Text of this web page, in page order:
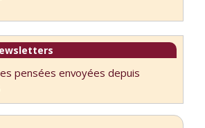
pensées envoyées depuis